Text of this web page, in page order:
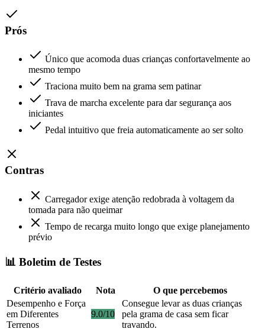
Prós
Único que acomoda duas crianças confortavelmente ao
mesmo tempo
Traciona muito bem na grama sem patinar
Trava de marcha excelente para dar segurança aos
iniciantes
Pedal intuitivo que freia automaticamente ao ser solto
Contras
Carregador exige atenção redobrada à voltagem da
tomada para não queimar
Tempo de recarga muito longo que exige planejamento
prévio
📊 Boletim de Testes
Critério avaliado Nota
O que percebemos
Desempenho e Força
em Diferentes
Terrenos
9.0/10
Consegue levar as duas crianças
pela grama de casa sem ficar
travando.